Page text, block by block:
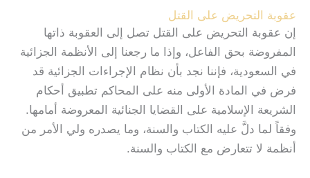
عقوبة التحريض على القتل
إن عقوبة التحريض على القتل تصل إلى العقوبة ذاتها
المفروضة بحق الفاعل، وإذا ما رجعنا إلى الأنظمة الجزائية
في السعودية، فإننا نجد بأن نظام الإجراءات الجزائية قد
فرض في المادة الأولى منه على المحاكم تطبيق أحكام
الشريعة الإسلامية على القضايا الجنائية المعروضة أمامها.
وفقاً لما دلَّ عليه الكتاب والسنة، وما يصدره ولي الأمر من
أنظمة لا تتعارض مع الكتاب والسنة.